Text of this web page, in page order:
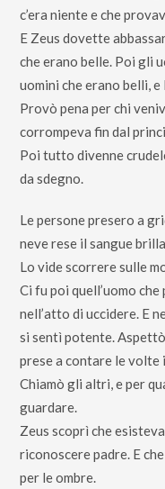
c’era niente e che
E Zeus dovette
che erano belle. Poi gli
uomini che erano belli,
Provò pena per chi
corrompeva fin dal
Poi tutto divenne
da sdegno.
Le persone presero a
neve rese il sangue
Lo vide scorrere sulle
Ci fu poi quell’uomo
nell’atto di uccidere. E
si sentì potente.
prese a contare le volte
Chiamò gli altri, e per
guardare.
Zeus scoprì che
riconoscere padre. E
per le ombre.